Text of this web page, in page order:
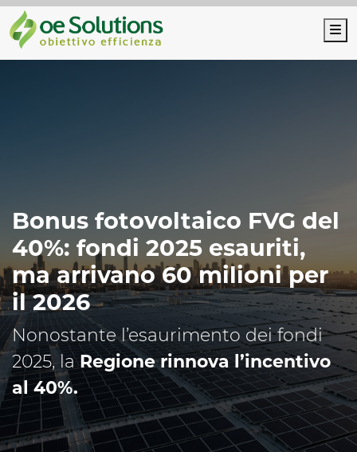
Bonus fotovoltaico FVG del
40%: fondi 2025 esauriti,
ma arrivano 60 milioni per
il 2026
Nonostante l’esaurimento dei fondi
2025, laRegione rinnova l’incentivo
al 40%.